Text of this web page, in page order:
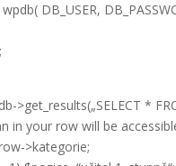
DB_USER,
>get_results(„SELECT *
in your row will be
>kategorie;